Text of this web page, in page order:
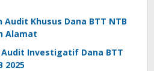
Audit Khusus Dana BTT NTB
Alamat
Audit Investigatif Dana BTT
2025